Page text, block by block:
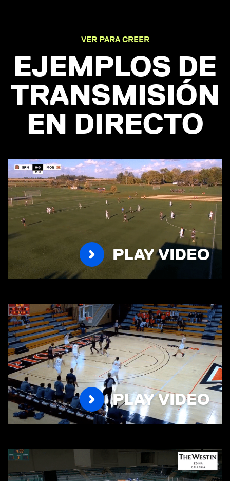
VER PARA CREER
EJEMPLOS DE
TRANSMISIÓN
EN DIRECTO
PLAY VIDEO
PLAY VIDEO